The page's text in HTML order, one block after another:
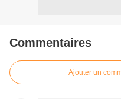
Commentaires
Ajouter un